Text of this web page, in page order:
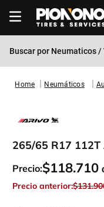
Buscar por Neumaticos /
Neumáticos
265/65 R17
Precio:$118.710
Precio anterior:$131.